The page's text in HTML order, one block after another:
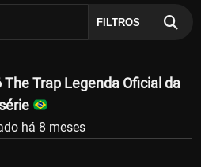
FILTROS
The Trap Legenda Oficial da
há 8 meses